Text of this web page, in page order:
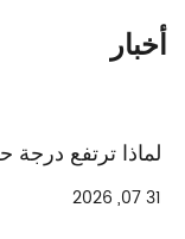
أخبار
الكهربائية